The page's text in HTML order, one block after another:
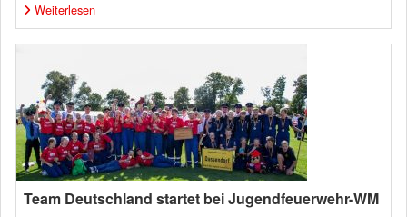
Weiterlesen
Team Deutschland startet bei Jugendfeuerwehr-WM